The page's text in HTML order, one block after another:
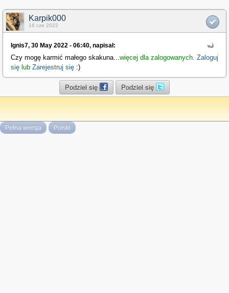
Karpik000
16 cze 2022
Ignis7, 30 May 2022 - 06:40, napisał:
Czy mogę karmić małego skakuna więcej dla zalogowanych. Zaloguj
się lub Zarejestruj się :)
Podziel się Podziel się
Pełna wersja Polski